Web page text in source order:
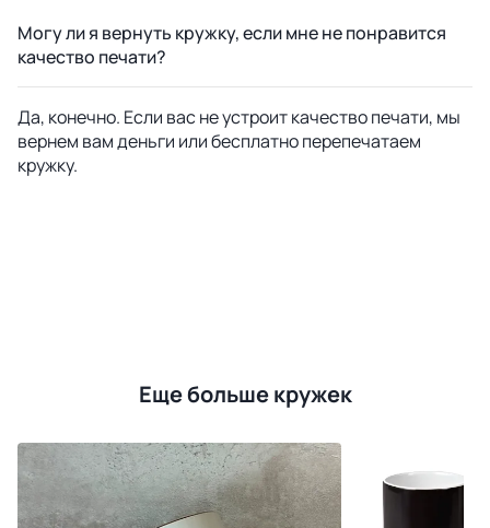
Могу ли я вернуть кружку, если мне не понравится
качество печати?
Да, конечно. Если вас не устроит качество печати, мы
вернем вам деньги или бесплатно перепечатаем
кружку.
Еще больше кружек